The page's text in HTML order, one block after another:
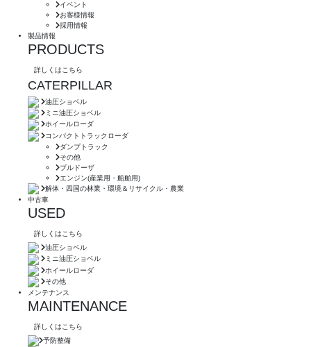
イベント
お客様情報
採用情報
製品情報
PRODUCTS
詳しくはこちら
CATERPILLAR
油圧ショベル
ミニ油圧ショベル
ホイールローダ
コンパクトトラックローダ
ダンプトラック
その他
ブルドーザ
エンジン(産業用・船舶用)
解体・四国の林業・環境＆リサイクル・農業
中古車
USED
詳しくはこちら
油圧ショベル
ミニ油圧ショベル
ホイールローダ
その他
メンテナンス
MAINTENANCE
詳しくはこちら
予防整備